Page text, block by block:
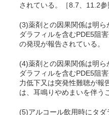
されている。
［8.7、11.2参
(3)薬剤との因果関係は明
ダラフィルを含むPDE5阻
の発現が報告されている。
(4)薬剤との因果関係は明
ダラフィルを含むPDE5阻
力低下又は突発性難聴が報
は、耳鳴りやめまいを伴う
(5)アルコール飲用時にタ